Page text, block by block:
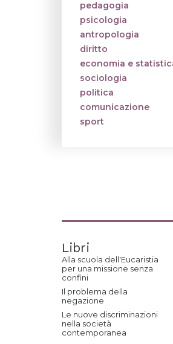
pedagogia
psicologia
antropologia
diritto
economia e
sociologia
politica
comunicazione
sport
Libri
Alla scuola dell'Eucaristia
per una missione senza
confini
Il problema della
negazione
Le nuove discriminazioni
nella società
contemporanea